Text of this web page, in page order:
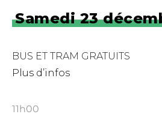
Samedi 23
BUS ET TRAM GRATUITS
Plus d’infos
11h00